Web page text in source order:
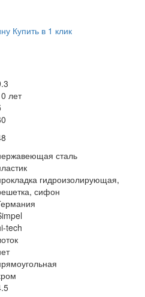
Купить в 1 клик
лет
сталь
гидроизолирующая,
сифон
tech